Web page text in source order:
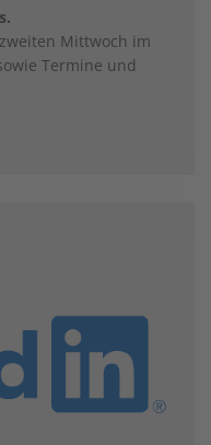
Mittwoch im
Termine und